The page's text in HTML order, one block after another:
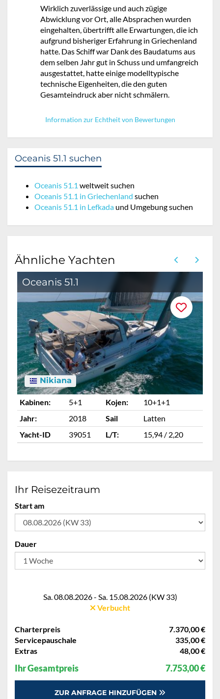
Wirklich zuverlässige und auch zügige
Abwicklung vor Ort, alle Absprachen wurden
eingehalten, übertrifft alle Erwartungen, die ich
aufgrund bisheriger Erfahrung in Griechenland
hatte. Das Schiff war Dank des Baudatums aus
dem selben Jahr gut in Schuss und umfangreich
ausgestattet, hatte einige modelltypische
technische Eigenheiten, die den guten
Gesamteindruck aber nicht schmälern.
Information zur Echtheit von Bewertungen
Oceanis 51.1 suchen
Oceanis 51.1 weltweit suchen
Oceanis 51.1 in Griechenland suchen
Oceanis 51.1 in Lefkada und Umgebung suchen
Ähnliche Yachten
Oceanis 51.1
Nikiana
Kabinen: 5+1 Kojen:
10+1+1
Jahr:
2018 Sail
Latten
Yacht-ID
39051 L/T: 15,94 / 2,20
Ihr Reisezeitraum
Start am
Dauer
Sa. 08.08.2026 - Sa. 15.08.2026 (KW 33)
Verbucht
Charterpreis
7.370,00 €
Servicepauschale
335,00 €
Extras
48,00 €
Ihr Gesamtpreis 7.753,00 €
ZUR ANFRAGE HINZUFÜGEN